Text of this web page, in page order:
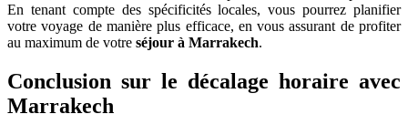
En tenant compte des spécificités locales, vous pourrez planifier
votre voyage de manière plus efficace, en vous assurant de profiter
au maximum de votre séjour à Marrakech.
Conclusion sur le décalage horaire avec
Marrakech